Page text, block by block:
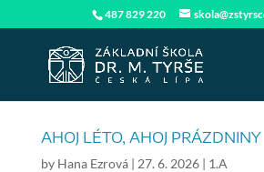
487 829 220
AHOJ LÉTO, AHOJ PRÁZDNINY
by Hana Ezrová| 27. 6. 2026| 1.A